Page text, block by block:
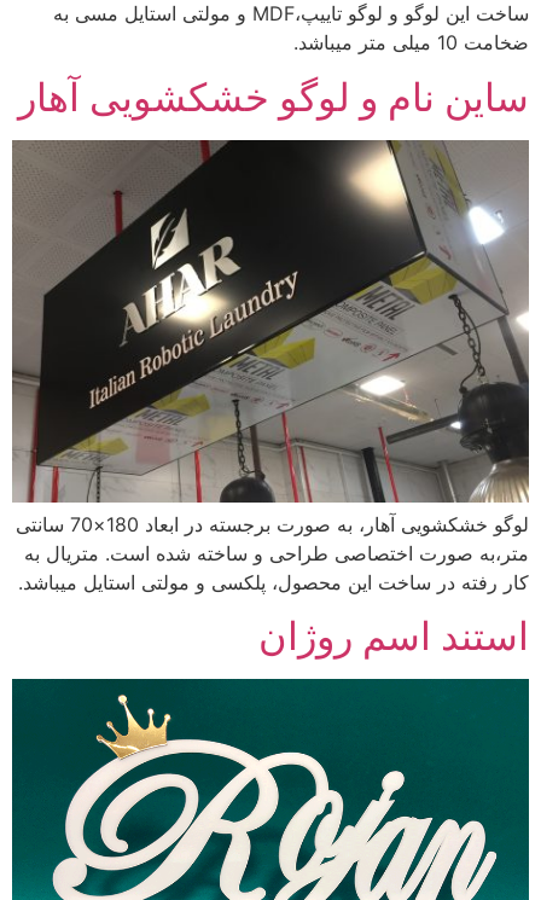
ساخت این لوگو و لوگو تاییپ،MDF و مولتی استایل مسی به
ضخامت 10 میلی متر میباشد.
ساین نام و لوگو خشکشویی آهار
لوگو خشکشویی آهار، به صورت برجسته در ابعاد 180×70 سانتی
متر،به صورت اختصاصی طراحی و ساخته شده است. متریال به
کار رفته در ساخت این محصول، پلکسی و مولتی استایل میباشد.
استند اسم روژان